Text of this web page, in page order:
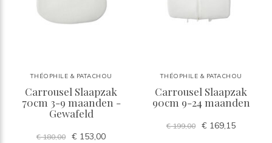
THÉOPHILE & PATACHOU
Carrousel Slaapzak
70cm 3-9 maanden -
Gewafeld
€ 180,00 € 153,00
THÉOPHILE & PATACHOU
Carrousel Slaapzak
90cm 9-24 maanden
€ 199,00 € 169,15